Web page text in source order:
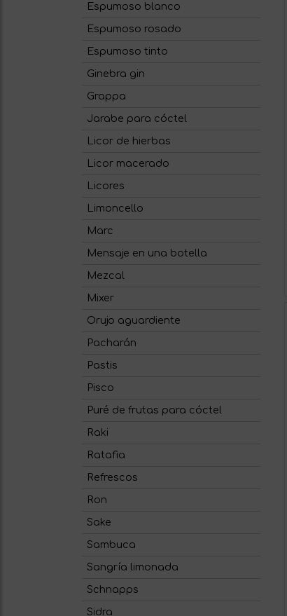
Espumoso blanco
Espumoso rosado
Espumoso tinto
Ginebra gin
Grappa
Jarabe para cóctel
Licor de hierbas
Licor macerado
Licores
Limoncello
Marc
Mensaje en una botella
Mezcal
Mixer
Orujo aguardiente
Pacharán
Pastis
Pisco
Puré de frutas para cóctel
Raki
Ratafia
Refrescos
Ron
Sake
Sambuca
Sangría limonada
Schnapps
Sidra